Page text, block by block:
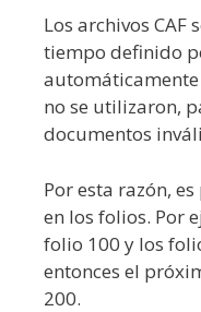
Los archivos CAF
tiempo definido
no se utilizaron,
documentos
Por esta razón,
en los folios. Por
folio 100 y los
entonces el
200.